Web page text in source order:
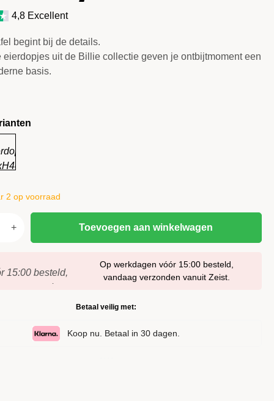
4,8 Excellent
begint bij de details.
eierdopjes uit de Billie collectie geven je ontbijtmoment een
basis.
2 op voorraad
Toevoegen aan winkelwagen
Altijd stijlvol verpakt (gratis)
Betaal veilig met:
Koop nu. Betaal in 30 dagen.